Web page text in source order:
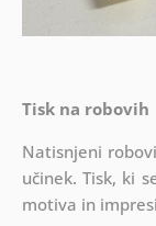
Tisk na robovih
Natisnjeni
učinek. Tisk, ki
motiva in